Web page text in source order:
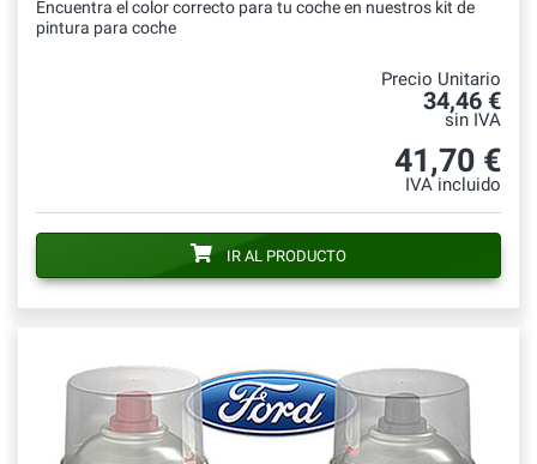
Encuentra el color correcto para tu coche en nuestros kit de
pintura para coche
Precio Unitario
34,46 €
sin IVA
41,70 €
IVA incluido
IR AL PRODUCTO